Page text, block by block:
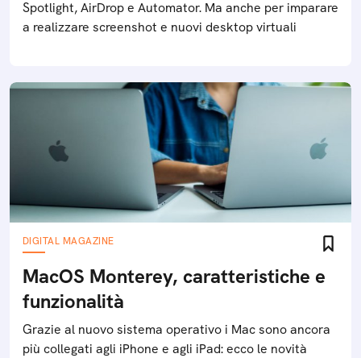
Spotlight, AirDrop e Automator. Ma anche per imparare
a realizzare screenshot e nuovi desktop virtuali
DIGITAL MAGAZINE
MacOS Monterey, caratteristiche e
funzionalità
Grazie al nuovo sistema operativo i Mac sono ancora
più collegati agli iPhone e agli iPad: ecco le novità